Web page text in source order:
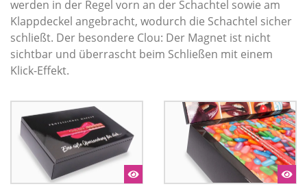
werden in der Regel vorn an der Schachtel sowie am
Klappdeckel angebracht, wodurch die Schachtel sicher
schließt. Der besondere Clou: Der Magnet ist nicht
sichtbar und überrascht beim Schließen mit einem
Klick-Effekt.